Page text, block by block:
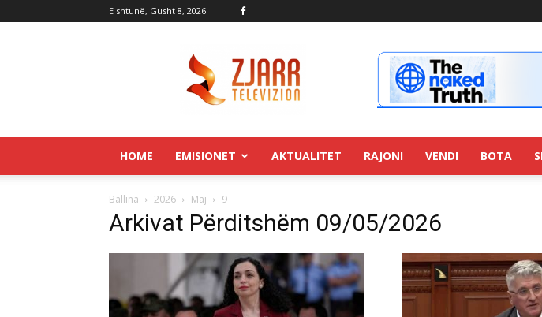
E shtunë, Gusht 8, 2026
HOME EMISIONET AKTUALITET RAJONI VENDI BOTA
Ballina 2026 Maj 9
Arkivat Përditshëm 09/05/2026